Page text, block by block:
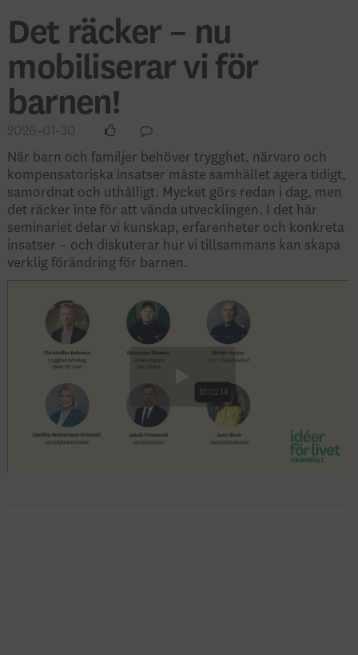
Det räcker – nu
mobiliserar vi för
barnen!
2026-01-30
När barn och familjer behöver trygghet, närvaro och
kompensatoriska insatser måste samhället agera tidigt,
samordnat och uthålligt. Mycket görs redan i dag, men
det räcker inte för att vända utvecklingen. I det här
seminariet delar vi kunskap, erfarenheter och konkreta
insatser – och diskuterar hur vi tillsammans kan skapa
verklig förändring för barnen.